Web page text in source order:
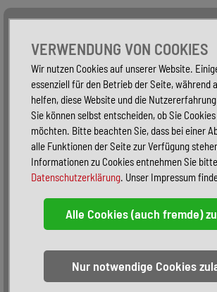
Alle Fahrzeuge
VERWENDUNG VON COOKIES
Wir nutzen Cookies auf unserer Website.
essenziell für den Betrieb der Seite, während
helfen, diese Website und die
Sie können selbst entscheiden, ob Sie
möchten. Bitte beachten Sie, dass bei einer
alle Funktionen der Seite zur Verfügung
Informationen zu Cookies entnehmen Sie
Datenschutzerklärung. Unser Impressum